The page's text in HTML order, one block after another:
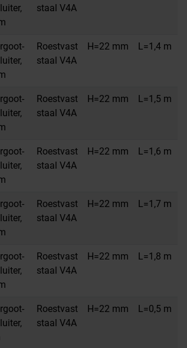
staal V4A
Roestvast
staal V4A
H=22 mm L=1,4 m
Roestvast
staal V4A
H=22 mm L=1,5 m
Roestvast
staal V4A
H=22 mm L=1,6 m
Roestvast
staal V4A
H=22 mm L=1,7 m
Roestvast
staal V4A
H=22 mm L=1,8 m
Roestvast
staal V4A
H=22 mm L=0,5 m